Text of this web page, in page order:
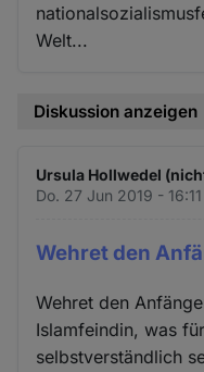
Welt...
Diskussion anzeigen
Ursula Hollwedel
Do. 27 Jun 2019 - 16:11
Wehret den
Wehret den
Islamfeindin, was
selbstverständlich